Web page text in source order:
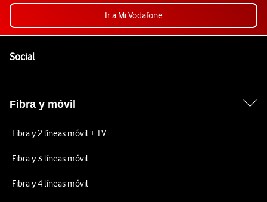
Ir a Mi Vodafone
SocialEnlaces a las redes sociales de Vodafone
Fibra y móvil
Fibra y 2 líneas móvil + TV
Fibra y 3 líneas móvil
Fibra y 4 líneas móvil